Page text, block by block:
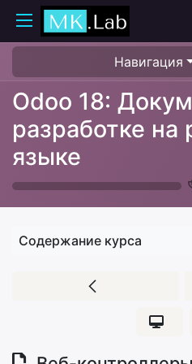
Навигация
Odoo 18:
разработке на
языке
Содержание курса